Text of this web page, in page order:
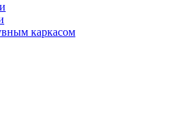
каркасом